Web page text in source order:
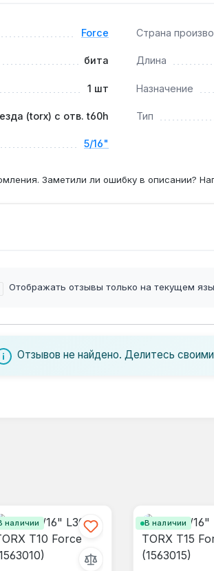
имеющими шлиц Torx T60H,
Force Страна
бита Длина
1 шт Назначение
(torx) с отв. t60h Тип
5/16"
Заметили ли ошибку в описании?
Отображать отзывы только на текущем
Отзывов не найдено. Делитесь
наличии В наличии